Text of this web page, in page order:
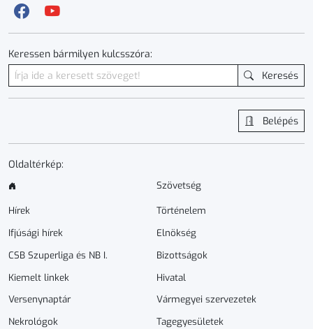
Keressen bármilyen kulcsszóra:
Keresés
Belépés
Oldaltérkép:
Hírek
Ifjúsági hírek
CSB Szuperliga és NB I.
Kiemelt linkek
Versenynaptár
Nekrológok
Szövetség
Történelem
Elnökség
Bizottságok
Hivatal
Vármegyei szervezetek
Tagegyesületek